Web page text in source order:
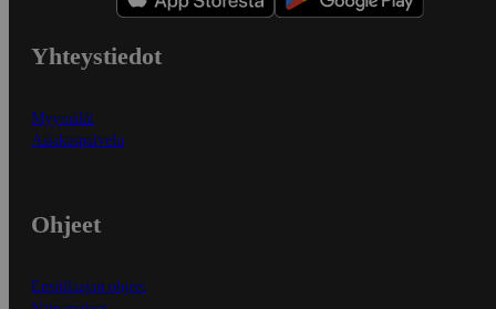
Yhteystiedot
Myymälät
Asiakaspalvelu
Ohjeet
Ensitilaajan ohjeet